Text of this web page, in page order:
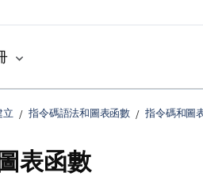
立 指令碼語法和圖表函數 指令碼和圖
表函數